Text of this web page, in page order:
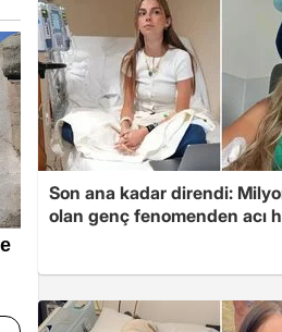
Son ana kadar direndi:
olan genç fenomenden acı